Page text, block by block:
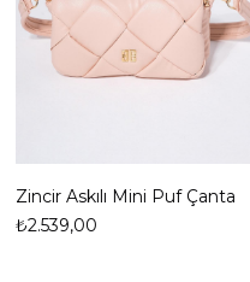
Zincir Askılı Mini Puf Çanta
₺2.539,00